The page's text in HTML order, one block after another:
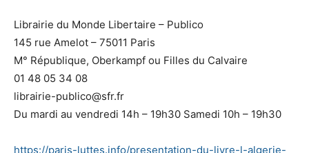
Librairie du Monde Libertaire – Publico
145 rue Amelot – 75011 Paris
M° République, Oberkampf ou Filles du Calvaire
01 48 05 34 08
librairie-publico@sfr.fr
Du mardi au vendredi 14h – 19h30 Samedi 10h – 19h30
https://paris-luttes.info/presentation-du-livre-l-algerie-